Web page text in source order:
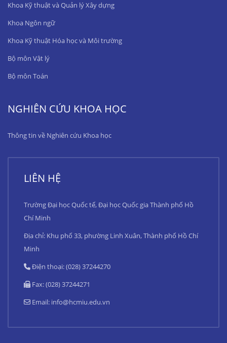
Khoa Kỹ thuật và Quản lý Xây dựng
Khoa Ngôn ngữ
Khoa Kỹ thuật Hóa học và Môi trường
Bộ môn Vật lý
Bộ môn Toán
NGHIÊN CỨU KHOA HỌC
Thông tin về Nghiên cứu Khoa học
LIÊN HỆ
Trường Đại học Quốc tế, Đại học Quốc gia Thành phố Hồ
Chí Minh
Địa chỉ: Khu phố 33, phường Linh Xuân, Thành phố Hồ Chí
Minh
Điện thoại: (028) 37244270
Fax: (028) 37244271
Email: info@hcmiu.edu.vn